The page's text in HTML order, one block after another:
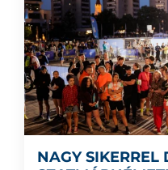
NAGY SIKERREL